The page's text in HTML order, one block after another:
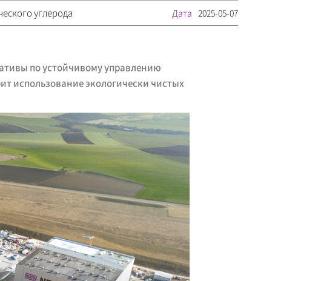
углерода Дата 2025-05-07
по устойчивому управлению
использование экологически чистых